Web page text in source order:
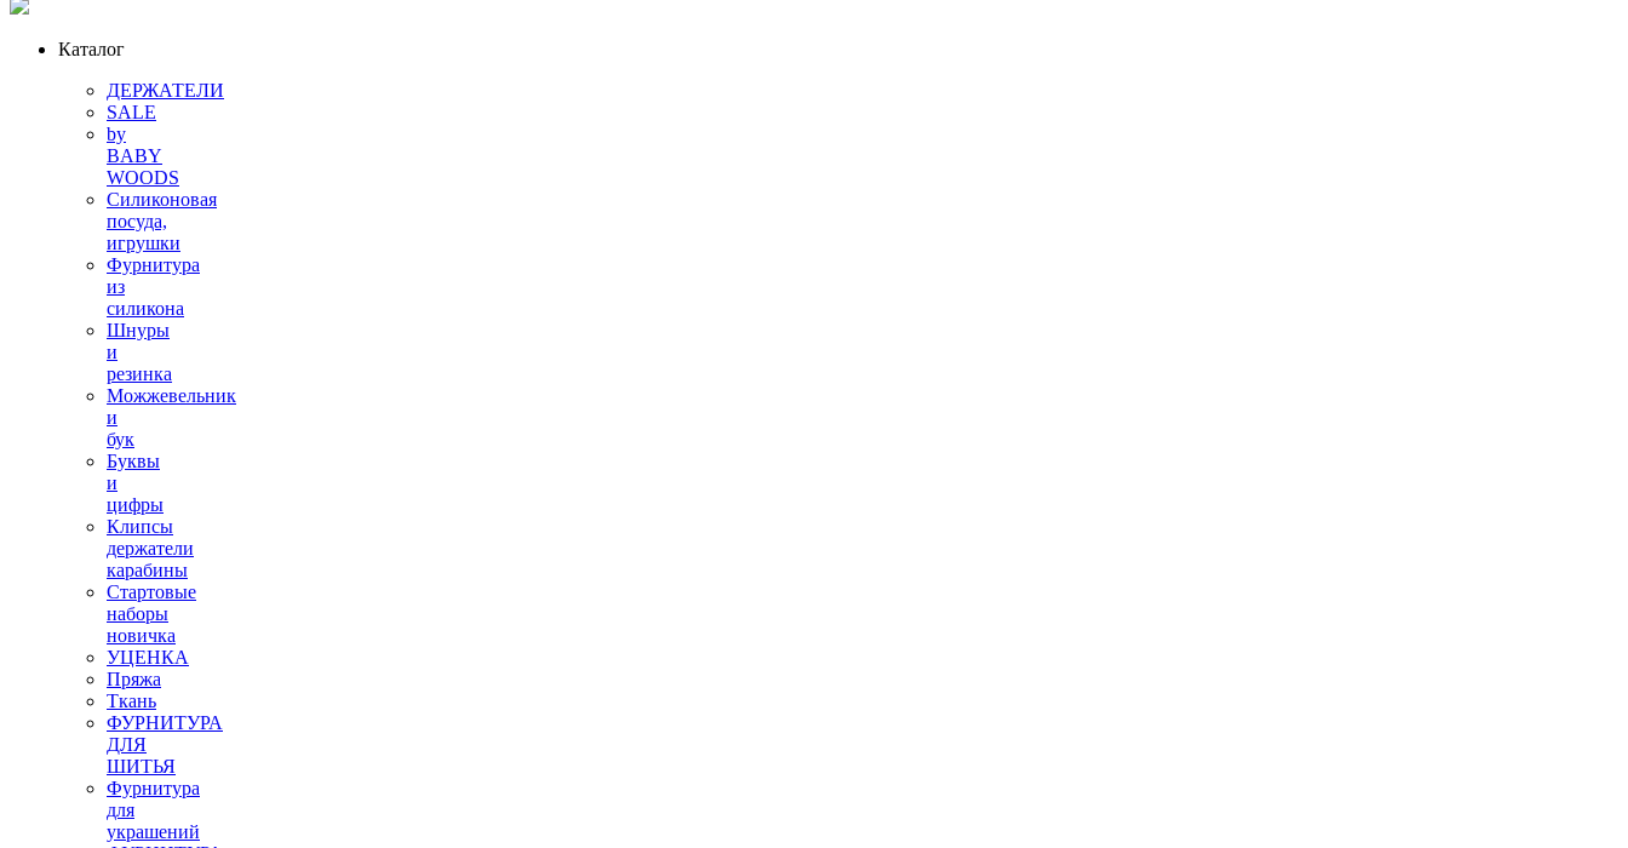
Каталог
ДЕРЖАТЕЛИ
SALE
by
BABY
WOODS
Силиконовая
посуда,
игрушки
Фурнитура
из
силикона
Шнуры
и
резинка
Можжевельник
и
бук
Буквы
и
цифры
Клипсы
держатели
карабины
Стартовые
наборы
новичка
УЦЕНКА
Пряжа
Ткань
ФУРНИТУРА
ДЛЯ
ШИТЬЯ
Фурнитура
для
украшений